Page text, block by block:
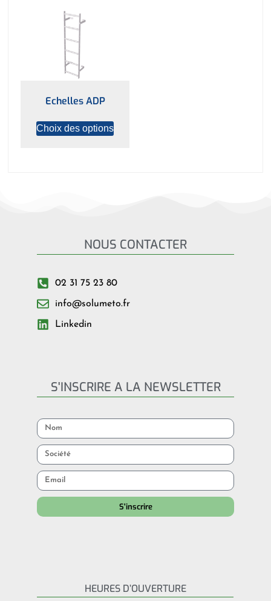
Echelles ADP
Choix des options
NOUS CONTACTER
02 31 75 23 80
info@solumeto.fr
Linkedin
S'INSCRIRE A LA NEWSLETTER
S'inscrire
HEURES D’OUVERTURE